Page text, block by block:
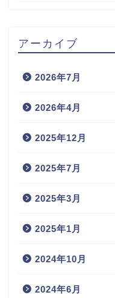
アーカイブ
2026年7月
2026年4月
2025年12月
2025年7月
2025年3月
2025年1月
2024年10月
2024年6月